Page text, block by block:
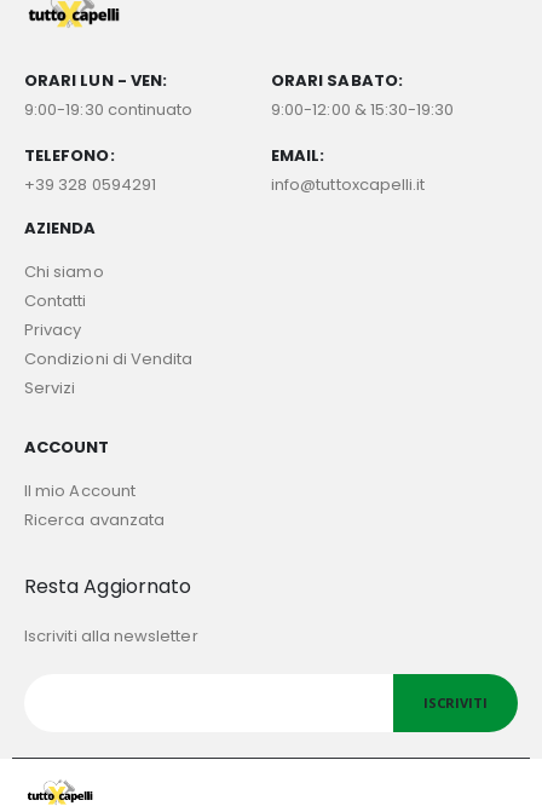
ORARI LUN - VEN:
9:00-19:30 continuato
ORARI SABATO:
9:00-12:00 & 15:30-19:30
TELEFONO:
+39 328 0594291
EMAIL:
info@tuttoxcapelli.it
AZIENDA
Chi siamo
Contatti
Privacy
Condizioni di Vendita
Servizi
ACCOUNT
Il mio Account
Ricerca avanzata
Resta Aggiornato
Iscriviti alla newsletter
ISCRIVITI